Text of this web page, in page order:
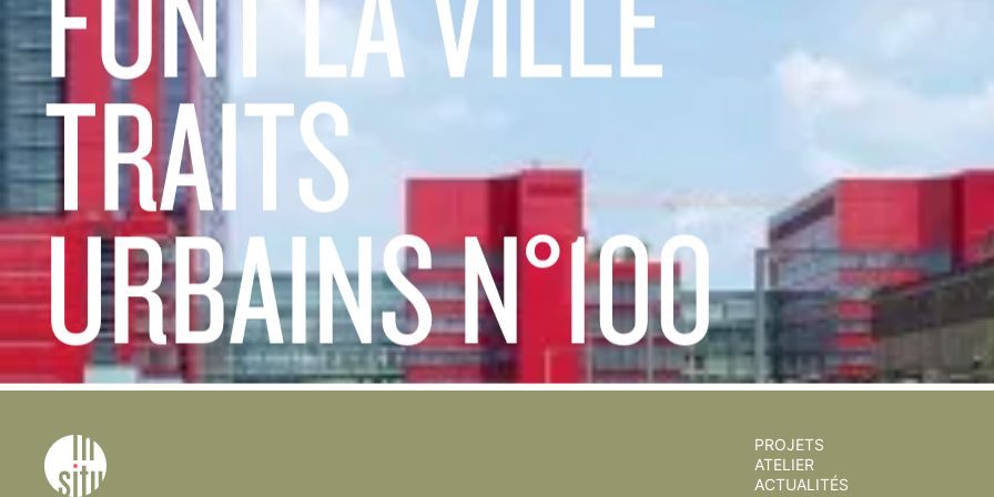
TRAITS
URBAINSN°100
PROJETS
ATELIER
ACTUALITÉS